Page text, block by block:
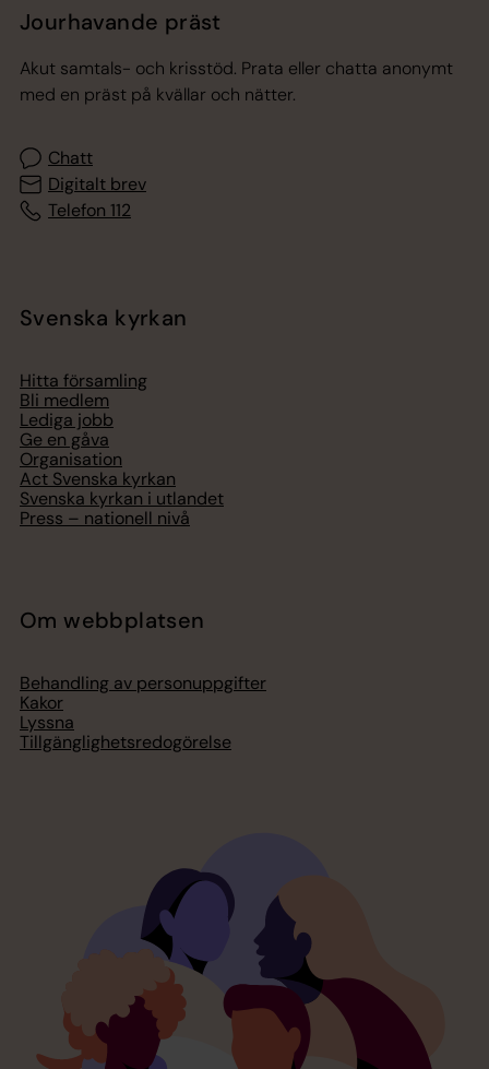
Jourhavande präst
Akut samtals- och krisstöd. Prata eller chatta anonymt
med en präst på kvällar och nätter.
Chatt
Digitalt brev
Telefon 112
Svenska kyrkan
Hitta församling
Bli medlem
Lediga jobb
Ge en gåva
Organisation
Act Svenska kyrkan
Svenska kyrkan i utlandet
Press – nationell nivå
Om webbplatsen
Behandling av personuppgifter
Kakor
Lyssna
Tillgänglighetsredogörelse